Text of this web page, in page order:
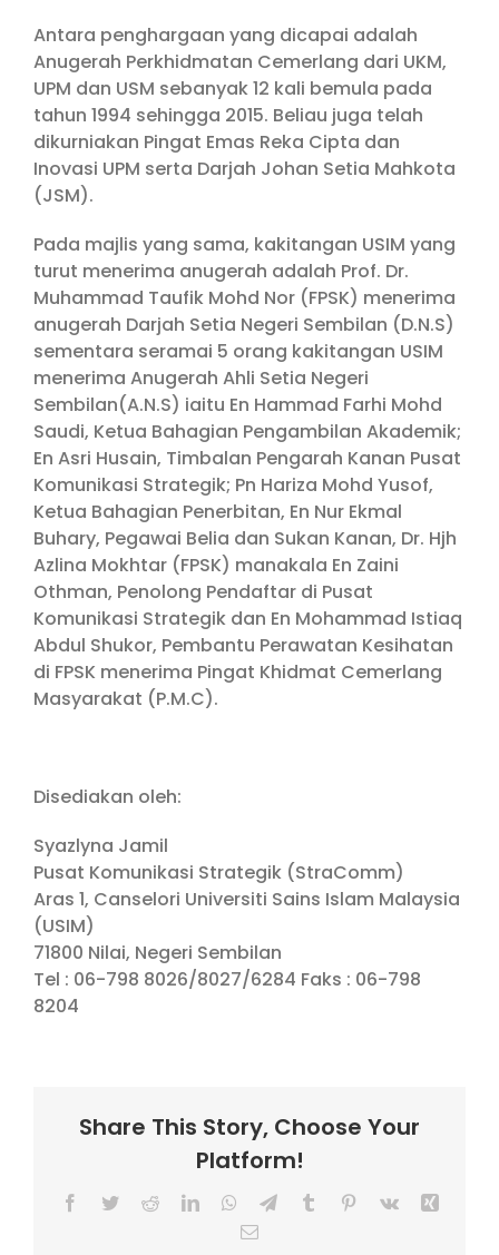
Antara penghargaan yang dicapai adalah
Anugerah Perkhidmatan Cemerlang dari UKM,
UPM dan USM sebanyak 12 kali bemula pada
tahun 1994 sehingga 2015. Beliau juga telah
dikurniakan Pingat Emas Reka Cipta dan
Inovasi UPM serta Darjah Johan Setia Mahkota
(JSM).
Pada majlis yang sama, kakitangan USIM yang
turut menerima anugerah adalah Prof. Dr.
Muhammad Taufik Mohd Nor (FPSK) menerima
anugerah Darjah Setia Negeri Sembilan (D.N.S)
sementara seramai 5 orang kakitangan USIM
menerima Anugerah Ahli Setia Negeri
Sembilan(A.N.S) iaitu En Hammad Farhi Mohd
Saudi, Ketua Bahagian Pengambilan Akademik;
En Asri Husain, Timbalan Pengarah Kanan Pusat
Komunikasi Strategik; Pn Hariza Mohd Yusof,
Ketua Bahagian Penerbitan, En Nur Ekmal
Buhary, Pegawai Belia dan Sukan Kanan, Dr. Hjh
Azlina Mokhtar (FPSK) manakala En Zaini
Othman, Penolong Pendaftar di Pusat
Komunikasi Strategik dan En Mohammad Istiaq
Abdul Shukor, Pembantu Perawatan Kesihatan
di FPSK menerima Pingat Khidmat Cemerlang
Masyarakat (P.M.C).
Disediakan oleh:
Syazlyna Jamil
Pusat Komunikasi Strategik (StraComm)
Aras 1, Canselori Universiti Sains Islam Malaysia
(USIM)
71800 Nilai, Negeri Sembilan
Tel : 06-798 8026/8027/6284 Faks : 06-798
8204
Share This Story, Choose Your
Platform!
Facebook
TwitterRedditLinkedInWhatsApp
TelegramTumblr Pinterest
Vk
Email